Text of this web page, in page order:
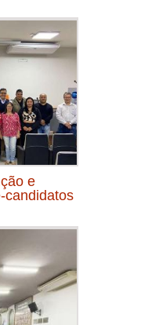
e
candidatos